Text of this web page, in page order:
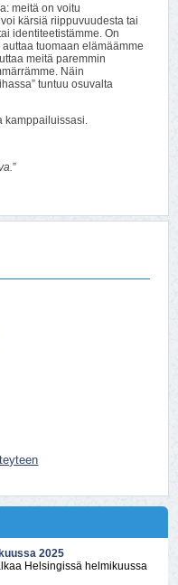
meitä on voitu
kärsiä riippuvuudesta tai
identiteetistämme. On
tuomaan elämäämme
meitä paremmin
Näin
tuntuu osuvalta
kamppailuissasi.
”
2025
Helsingissä helmikuussa